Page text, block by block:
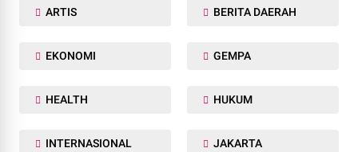
ARTIS BERITA DAERAH
EKONOMI GEMPA
HEALTH HUKUM
INTERNASIONAL JAKARTA